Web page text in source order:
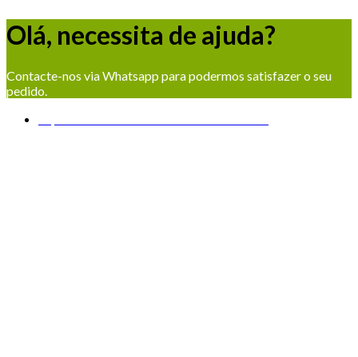
Olá, necessita de ajuda?
Contacte-nos via Whatsapp para podermos satisfazer o seu
pedido.